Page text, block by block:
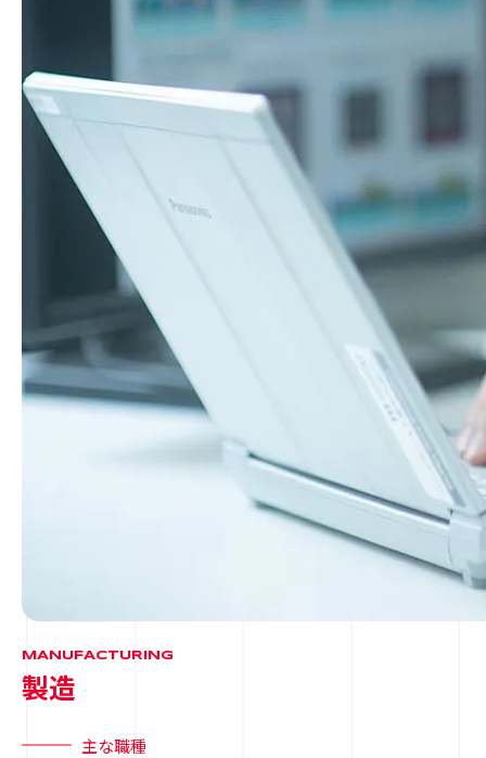
MANUFACTURING
製造
主な職種